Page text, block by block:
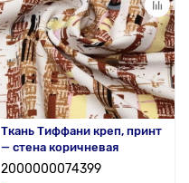
Ткань Тиффани креп, принт
— стена коричневая
2000000074399